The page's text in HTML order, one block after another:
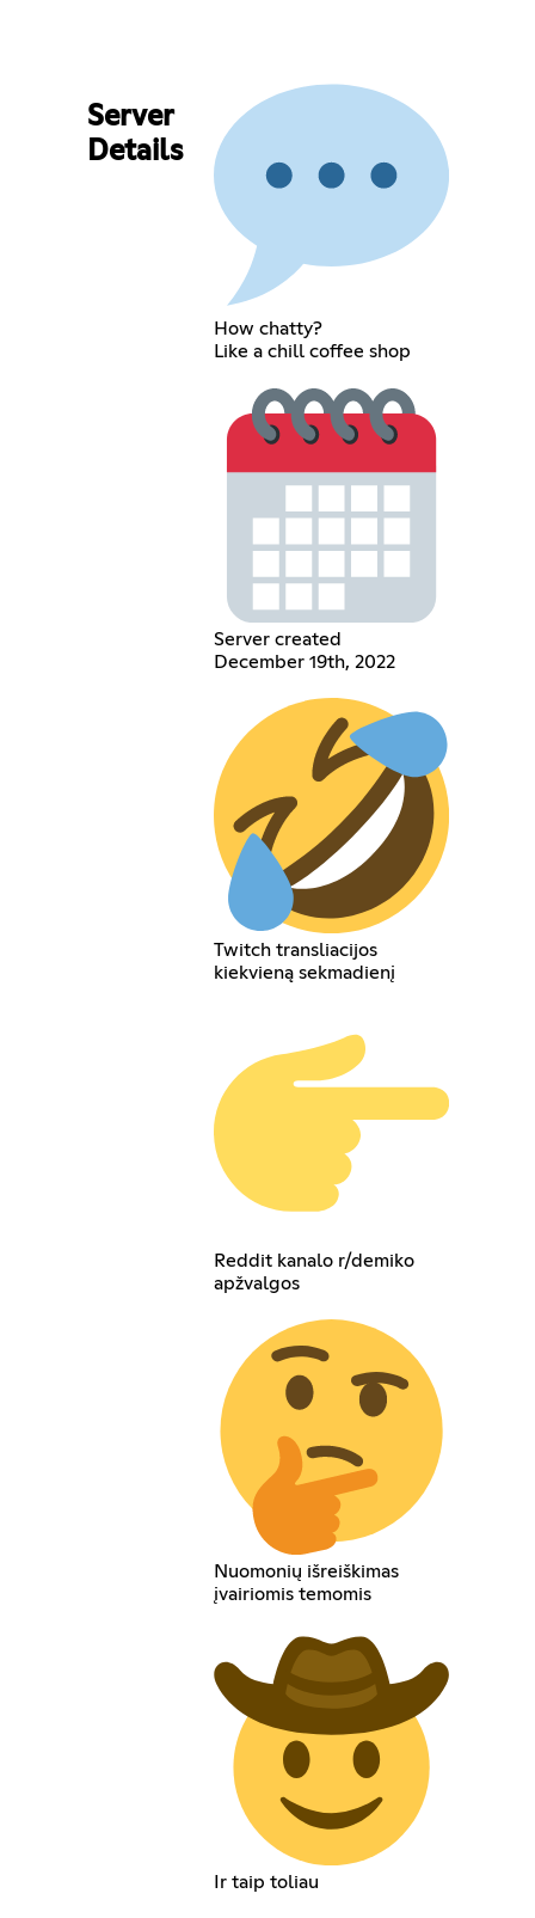
Server
Details
How chatty?
Like a chill coffee shop
Server created
December 19th, 2022
Twitch transliacijos
kiekvieną sekmadienį
Reddit kanalo r/demiko
apžvalgos
Nuomonių išreiškimas
įvairiomis temomis
Ir taip toliau